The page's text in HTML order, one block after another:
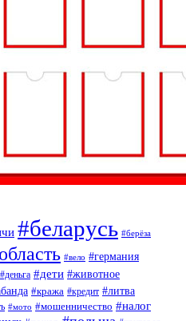
#беларусь #берёза
#вело #германия
#деньга #дети #животное
#кража #кредит #литва
#мото #мошенничество #налог